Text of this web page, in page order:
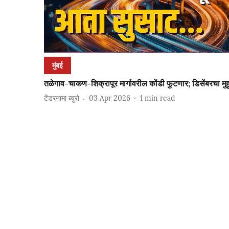
मुंबई
तळेगाव-चाकण-शिक्रापूर मार्गावरील कोंडी फुटणार; डिसेंबरचा
टेंडरनामा ब्युरो 03 Apr 2026 1 min read